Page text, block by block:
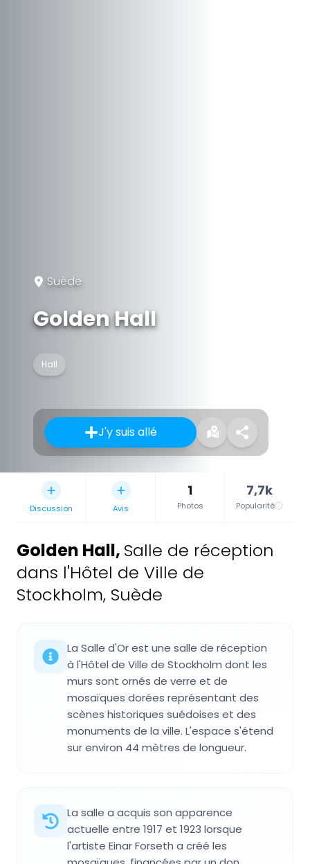
Suède
Golden Hall
Hall
J'y suis allé
Discussion Avis
1
Photos
7,7k
Popularité
Golden Hall, Salle de réception
dans l'Hôtel de Ville de
Stockholm, Suède
La Salle d'Or est une salle de réception
à l'Hôtel de Ville de Stockholm dont les
murs sont ornés de verre et de
mosaïques dorées représentant des
scènes historiques suédoises et des
monuments de la ville. L'espace s'étend
sur environ 44 mètres de longueur.
La salle a acquis son apparence
actuelle entre 1917 et 1923 lorsque
l'artiste Einar Forseth a créé les